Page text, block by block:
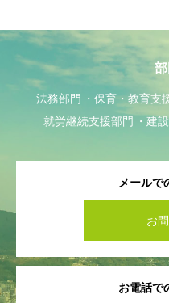
法務部門 保育・教育支
就労継続支援部門
建
メールで
お
お電話で